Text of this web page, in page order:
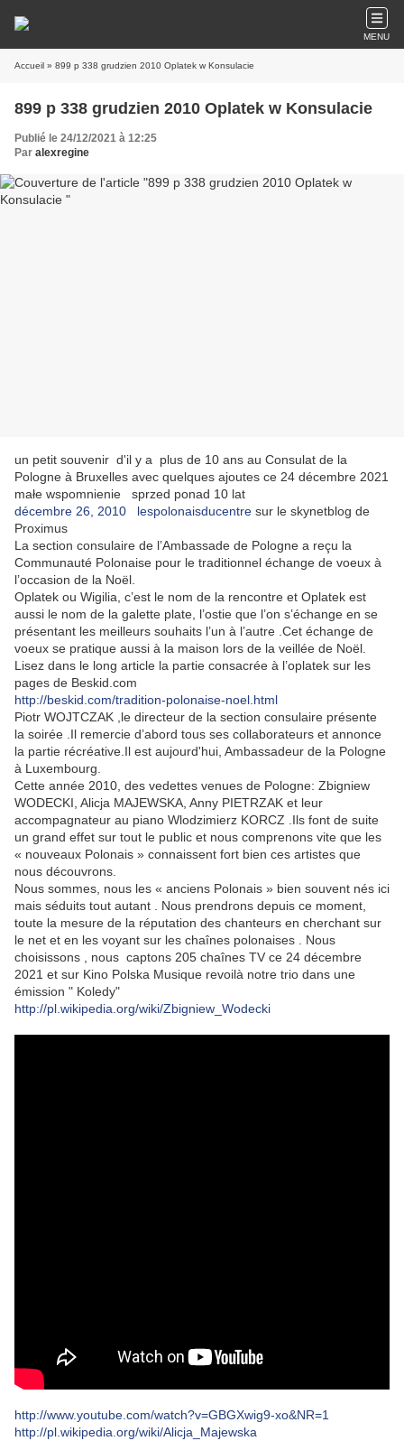
MENU
Accueil » 899 p 338 grudzien 2010 Oplatek w Konsulacie
899 p 338 grudzien 2010 Oplatek w Konsulacie
Publié le 24/12/2021 à 12:25
Par alexregine
un petit souvenir d'il y a plus de 10 ans au Consulat de la
Pologne à Bruxelles avec quelques ajoutes ce 24 décembre 2021
małe wspomnienie sprzed ponad 10 lat
décembre 26, 2010
lespolonaisducentre sur le skynetblog de
Proximus
La section consulaire de l’Ambassade de Pologne a reçu la
Communauté Polonaise pour le traditionnel échange de voeux à
l’occasion de la Noël.
Oplatek ou Wigilia, c’est le nom de la rencontre et Oplatek est
aussi le nom de la galette plate, l’ostie que l’on s’échange en se
présentant les meilleurs souhaits l’un à l’autre .Cet échange de
voeux se pratique aussi à la maison lors de la veillée de Noël.
Lisez dans le long article la partie consacrée à l’oplatek sur les
pages de Beskid.com
http://beskid.com/tradition-polonaise-noel.html
Piotr WOJTCZAK ,le directeur de la section consulaire présente
la soirée .Il remercie d’abord tous ses collaborateurs et annonce
la partie récréative.Il est aujourd'hui, Ambassadeur de la Pologne
à Luxembourg.
Cette année 2010, des vedettes venues de Pologne: Zbigniew
WODECKI, Alicja MAJEWSKA, Anny PIETRZAK et leur
accompagnateur au piano Wlodzimierz KORCZ .Ils font de suite
un grand effet sur tout le public et nous comprenons vite que les
« nouveaux Polonais » connaissent fort bien ces artistes que
nous découvrons.
Nous sommes, nous les « anciens Polonais » bien souvent nés ici
mais séduits tout autant . Nous prendrons depuis ce moment,
toute la mesure de la réputation des chanteurs en cherchant sur
le net et en les voyant sur les chaînes polonaises . Nous
choisissons , nous captons 205 chaînes TV ce 24 décembre
2021 et sur Kino Polska Musique revoilà notre trio dans une
émission " Koledy"
http://pl.wikipedia.org/wiki/Zbigniew_Wodecki
http://www.youtube.com/watch?v=GBGXwig9-xo&NR=1
http://pl.wikipedia.org/wiki/Alicja_Majewska